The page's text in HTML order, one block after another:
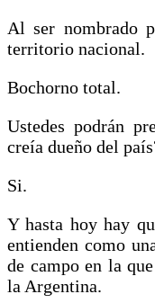
Al ser nombrado
territorio nacional.
Bochorno total.
Ustedes podrán
creía dueño del
Si.
Y hasta hoy hay
entienden como
de campo en la
la Argentina.